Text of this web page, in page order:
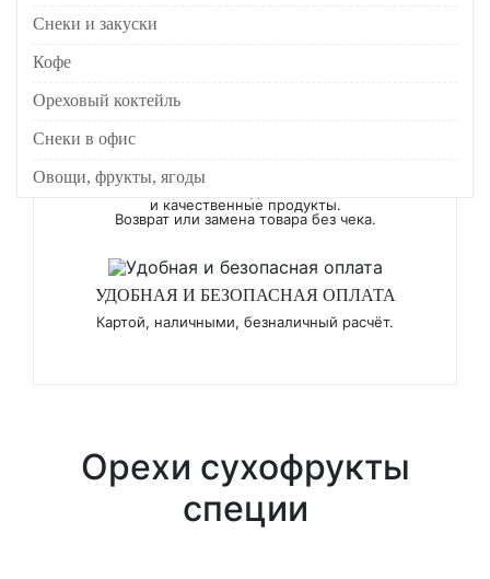
Снеки и закуски
Кофе
Ореховый коктейль
Снеки в офис
Овощи, фрукты, ягоды
БЕСПЛАТНАЯ И БЫСТРАЯ ДОСТАВКА
Только натуральные
и качественные продукты.
Возврат или замена товара без чека.
УДОБНАЯ И БЕЗОПАСНАЯ ОПЛАТА
Картой, наличными, безналичный расчёт.
Орехи сухофрукты
специи